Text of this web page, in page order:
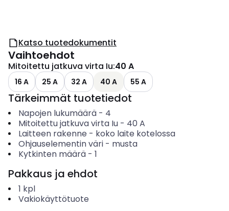
Katso tuotedokumentit
Vaihtoehdot
Mitoitettu jatkuva virta Iu:40 A
16 A 25 A 32 A 40 A 55 A
Tärkeimmät tuotetiedot
Napojen lukumäärä- 4
Mitoitettu jatkuva virta Iu- 40 A
Laitteen rakenne - koko laite kotelossa
Ohjauselementin väri- musta
Kytkinten määrä- 1
Pakkaus ja ehdot
1 kpl
Vakiokäyttötuote